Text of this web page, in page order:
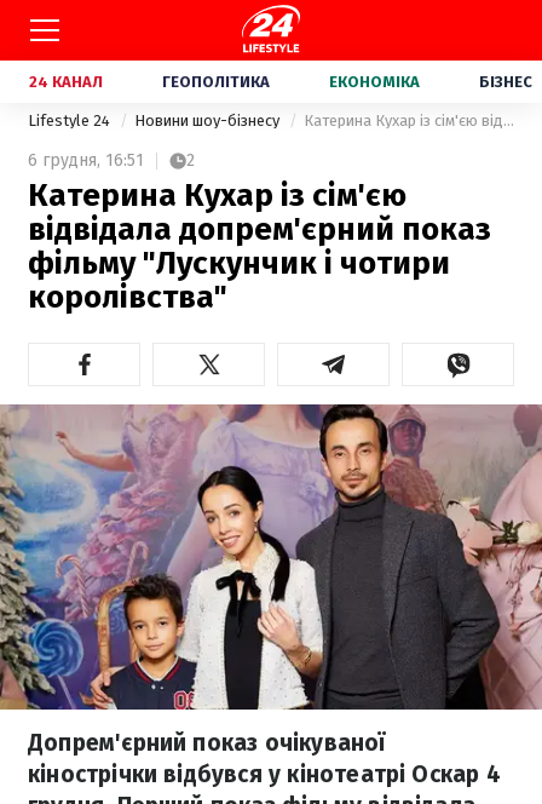
24 КАНАЛ ГЕОПОЛІТИКА ЕКОНОМІКА БІЗНЕС
Lifestyle 24 Новини шоу-бізнесу Катерина Кухар із сім'єю відвідала допрем'єрний показ фільму "Лускунчик і чотири королівства"
6 грудня, 16:51 2
Катерина Кухар із сім'єю
відвідала допрем'єрний показ
фільму "Лускунчик і чотири
королівства"
Допрем'єрний показ очікуваної
кінострічки відбувся у кінотеатрі Оскар 4